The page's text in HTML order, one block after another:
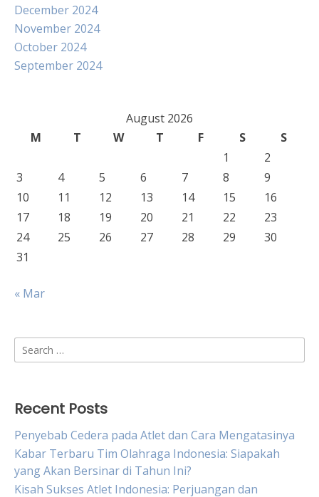
December 2024
November 2024
October 2024
September 2024
August 2026
M
T W T F S
S
1
2
3
4 5 6 7 8
9
10
11 12 13 14 15
16
17
18 19 20 21 22
23
24
25 26 27 28 29
30
31
« Mar
Search
for:
Recent Posts
Penyebab Cedera pada Atlet dan Cara Mengatasinya
Kabar Terbaru Tim Olahraga Indonesia: Siapakah
yang Akan Bersinar di Tahun Ini?
Kisah Sukses Atlet Indonesia: Perjuangan dan